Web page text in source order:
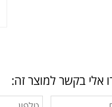
אלי בקשר למוצר זה: